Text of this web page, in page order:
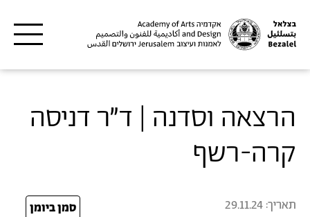
הרצאה וסדנה | ד״ר דניסה
קרה-רשף
תאריך: 29.11.24 סמן ביומן